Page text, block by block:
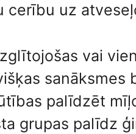
cerību uz
vai
sanāksmes
palīdzēt
grupas palīdz